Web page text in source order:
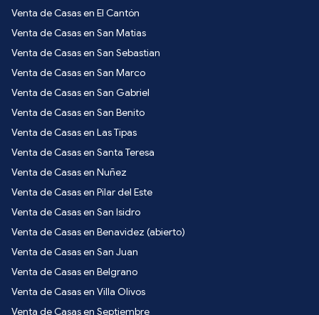
Venta de Casas en El Cantón
Venta de Casas en San Matias
Venta de Casas en San Sebastian
Venta de Casas en San Marco
Venta de Casas en San Gabriel
Venta de Casas en San Benito
Venta de Casas en Las Tipas
Venta de Casas en Santa Teresa
Venta de Casas en Nuñez
Venta de Casas en Pilar del Este
Venta de Casas en San Isidro
Venta de Casas en Benavidez (abierto)
Venta de Casas en San Juan
Venta de Casas en Belgrano
Venta de Casas en Villa Olivos
Venta de Casas en Septiembre